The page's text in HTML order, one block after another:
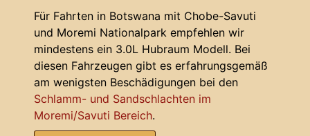
Für Fahrten in Botswana mit Chobe-Savuti
und Moremi Nationalpark empfehlen wir
mindestens ein 3.0L Hubraum Modell. Bei
diesen Fahrzeugen gibt es erfahrungsgemäß
am wenigsten Beschädigungen bei den
Schlamm- und Sandschlachten im
Moremi/Savuti Bereich.